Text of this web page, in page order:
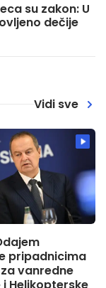
su zakon: U
dečije
Vidi sve
pripadnicima
vanredne